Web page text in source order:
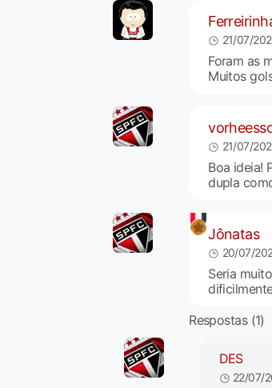
21/07/
Foram as
Muitos
21/07/
Boa ideia!
dupla
Jônatas
20/07/
Seria
Respostas (1)
DES
22/07/